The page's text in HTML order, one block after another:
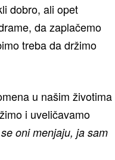
dobro, ali opet
da zaplačemo
treba da držimo
u našim životima
i uveličavamo
oni menjaju, ja sam